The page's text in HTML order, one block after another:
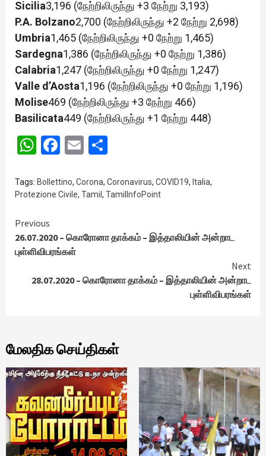
Sicilia3,196 (நேற்றிலிருந்து +3 நேற்று 3,193)
P.A. Bolzano2,700 (நேற்றிலிருந்து +2 நேற்று 2,698)
Umbria1,465 (நேற்றிலிருந்து +0 நேற்று 1,465)
Sardegna1,386 (நேற்றிலிருந்து +0 நேற்று 1,386)
Calabria1,247 (நேற்றிலிருந்து +0 நேற்று 1,247)
Valle d’Aosta1,196 (நேற்றிலிருந்து +0 நேற்று 1,196)
Molise469 (நேற்றிலிருந்து +3 நேற்று 466)
Basilicata449 (நேற்றிலிருந்து +1 நேற்று 448)
WhatsApp
Facebook
Email
Tags: Bollettino, Corona, Coronavirus, COVID19, Italia,
Protezione Civile, Tamil , TamilInfoPoint
Continue
Reading
Previous
26.07.2020 – கொரோனா தாக்கம் – இத்தாலியின் அன்றாட
புள்ளிவிபரங்கள்
Next
28.07.2020 – கொரோனா தாக்கம் – இத்தாலியின் அன்றாட
புள்ளிவிபரங்கள்
மேலதிக செய்திகள்